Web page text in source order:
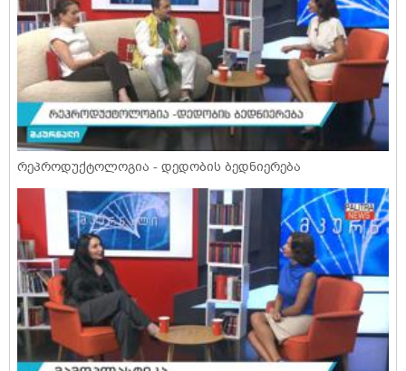
რეპროდუქტოლოგია - დედობის ბედნიერება